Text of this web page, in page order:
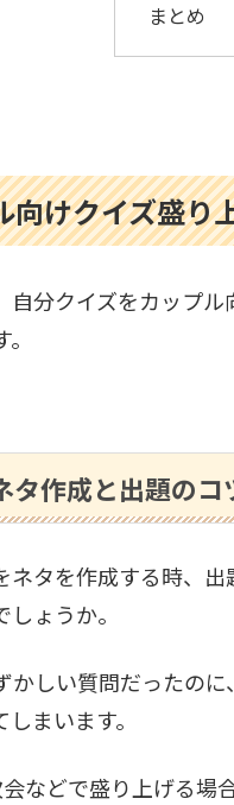
まとめ
向けクイズ盛り
自分クイズをカップ
タ作成と出題のコ
ネタを作成する時、
ょうか。
かしい質問だったの
まいます。
などで盛り上げる場